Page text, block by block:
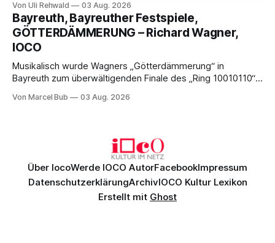
Musik und einem neuen Traumpaar: Elisabeth Teige und
Nicholas Brownlee sorgen für einen der Höhepunkte der
Bayreuther Festspiele 2026.
Von Uli Rehwald 03 Aug. 2026
Bayreuth, Bayreuther Festspiele,
GÖTTERDÄMMERUNG – Richard Wagner,
IOCO
Musikalisch wurde Wagners „Götterdämmerung“ in
Bayreuth zum überwältigenden Finale des „Ring 10010110“:
exzellentes Sängerensemble begeisterten. Die KI-geprägte
Von Marcel Bub 03 Aug. 2026
Über IocoWerde IOCO AutorFacebookImpressum
DatenschutzerklärungArchivIOCO Kultur Lexikon
Erstellt mit Ghost